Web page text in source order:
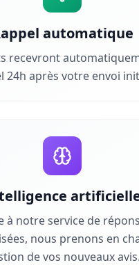
automatique
recevront
24h après votre envoi
à notre service de
nous prenons en
de vos nouveaux avis.